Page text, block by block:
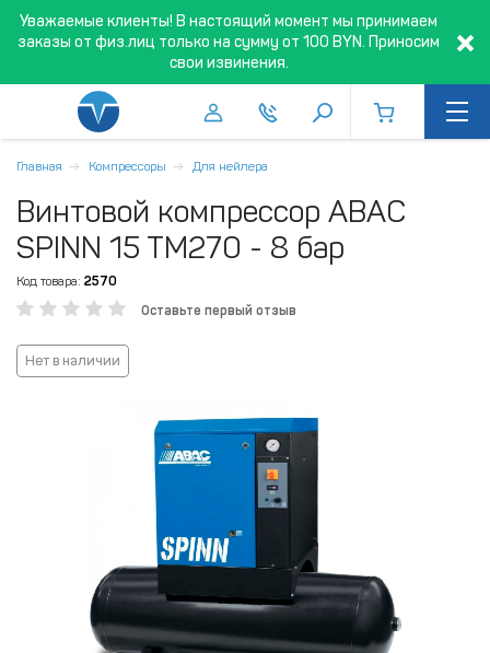
Уважаемые клиенты! В настоящий момент мы принимаем
заказы от физ.лиц только на сумму от 100 BYN. Приносим
свои извинения.
Главная Компрессоры Для нейлера
Винтовой компрессор ABAC
SPINN 15 TM270 - 8 бар
Код товара: 2570
Оставьте первый отзыв
Нет в наличии